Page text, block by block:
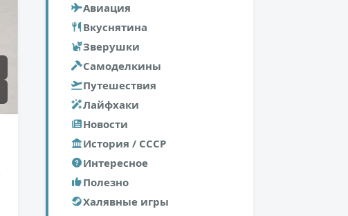
Авиация
Вкуснятина
Зверушки
Самоделкины
Путешествия
Лайфхаки
Новости
История / СССР
Интересное
Полезно
Халявные игры